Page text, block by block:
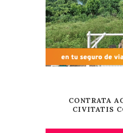
CONTRATA
CIVITATIS